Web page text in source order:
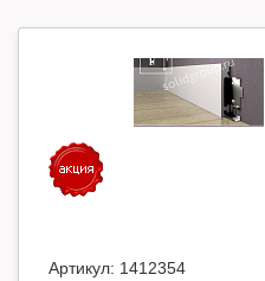
Артикул: 1412354